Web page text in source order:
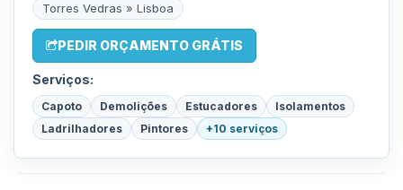
Torres Vedras » Lisboa
PEDIR ORÇAMENTO GRÁTIS
Serviços:
Capoto Demolições Estucadores
Isolamentos
Ladrilhadores
Pintores +10 serviços